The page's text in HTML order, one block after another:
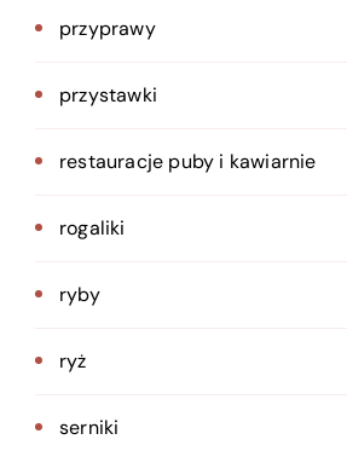
przyprawy
przystawki
restauracje puby i kawiarnie
rogaliki
ryby
ryż
serniki